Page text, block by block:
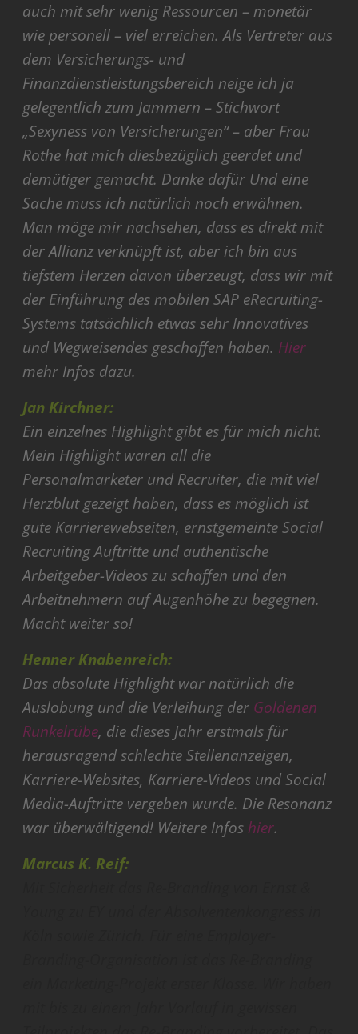
auch mit sehr wenig Ressourcen – monetär
wie personell – viel erreichen. Als Vertreter aus
dem Versicherungs- und
Finanzdienstleistungsbereich neige ich ja
gelegentlich zum Jammern – Stichwort
„Sexyness von Versicherungen“ – aber Frau
Rothe hat mich diesbezüglich geerdet und
demütiger gemacht. Danke dafür Und eine
Sache muss ich natürlich noch erwähnen.
Man möge mir nachsehen, dass es direkt mit
der Allianz verknüpft ist, aber ich bin aus
tiefstem Herzen davon überzeugt, dass wir mit
der Einführung des mobilen SAP eRecruiting-
Systems tatsächlich etwas sehr Innovatives
und Wegweisendes geschaffen haben. Hier
mehr Infos dazu.
Jan Kirchner:
Ein einzelnes Highlight gibt es für mich nicht.
Mein Highlight waren all die
Personalmarketer und Recruiter, die mit viel
Herzblut gezeigt haben, dass es möglich ist
gute Karrierewebseiten, ernstgemeinte Social
Recruiting Auftritte und authentische
Arbeitgeber-Videos zu schaffen und den
Arbeitnehmern auf Augenhöhe zu begegnen.
Macht weiter so!
Henner Knabenreich:
Das absolute Highlight war natürlich die
Auslobung und die Verleihung der Goldenen
Runkelrübe, die dieses Jahr erstmals für
herausragend schlechte Stellenanzeigen,
Karriere-Websites, Karriere-Videos und Social
Media-Auftritte vergeben wurde. Die Resonanz
war überwältigend! Weitere Infos hier.
Marcus K. Reif: